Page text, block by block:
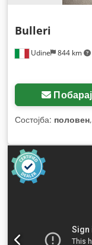
Udine 844 km
Bulleri
Состојба: половен,